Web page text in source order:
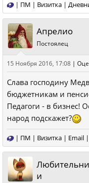
| ПМ | Визитка |
Апрелио
Постоялец
15 Ноября 2016, 17:08 |
Слава господину
бюджетникам и
Педагоги - в бизнес!
народ подскажет?
| ПМ | Визитка | Email |
и